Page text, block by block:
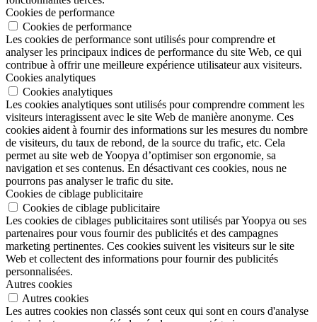
Cookies de performance
Cookies de performance
Les cookies de performance sont utilisés pour comprendre et
analyser les principaux indices de performance du site Web, ce qui
contribue à offrir une meilleure expérience utilisateur aux visiteurs.
Cookies analytiques
Cookies analytiques
Les cookies analytiques sont utilisés pour comprendre comment les
visiteurs interagissent avec le site Web de manière anonyme. Ces
cookies aident à fournir des informations sur les mesures du nombre
de visiteurs, du taux de rebond, de la source du trafic, etc. Cela
permet au site web de Yoopya d’optimiser son ergonomie, sa
navigation et ses contenus. En désactivant ces cookies, nous ne
pourrons pas analyser le trafic du site.
Cookies de ciblage publicitaire
Cookies de ciblage publicitaire
Les cookies de ciblages publicitaires sont utilisés par Yoopya ou ses
partenaires pour vous fournir des publicités et des campagnes
marketing pertinentes. Ces cookies suivent les visiteurs sur le site
Web et collectent des informations pour fournir des publicités
personnalisées.
Autres cookies
Autres cookies
Les autres cookies non classés sont ceux qui sont en cours d'analyse